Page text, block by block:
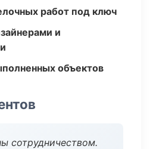
работ под ключ
и
объектов
сотрудничеством.